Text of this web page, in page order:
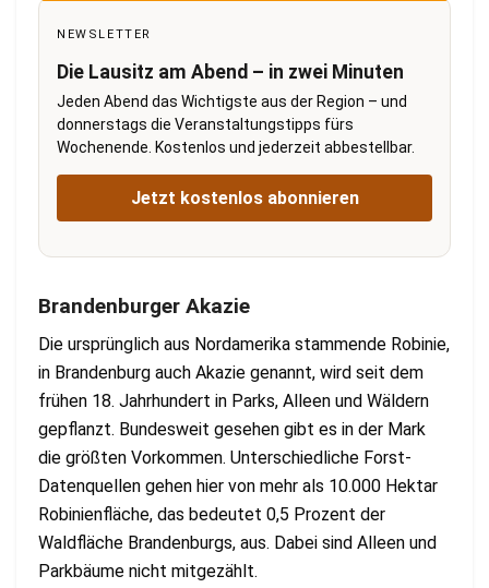
NEWSLETTER
Die Lausitz am Abend – in zwei Minuten
Jeden Abend das Wichtigste aus der Region – und
donnerstags die Veranstaltungstipps fürs
Wochenende. Kostenlos und jederzeit abbestellbar.
Jetzt kostenlos abonnieren
Brandenburger Akazie
Die ursprünglich aus Nordamerika stammende Robinie,
in Brandenburg auch Akazie genannt, wird seit dem
frühen 18. Jahrhundert in Parks, Alleen und Wäldern
gepflanzt. Bundesweit gesehen gibt es in der Mark
die größten Vorkommen. Unterschiedliche Forst-
Datenquellen gehen hier von mehr als 10.000 Hektar
Robinienfläche, das bedeutet 0,5 Prozent der
Waldfläche Brandenburgs, aus. Dabei sind Alleen und
Parkbäume nicht mitgezählt.